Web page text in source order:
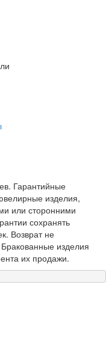
Гарантийные
изделия,
или сторонними
сохранять
Возврат не
изделия
их продажи.